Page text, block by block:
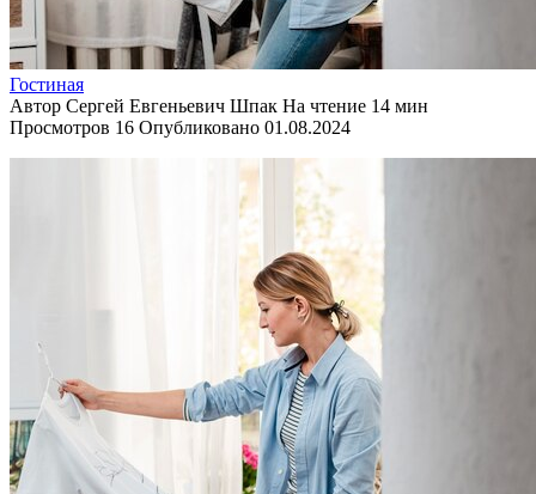
Гостиная
Автор Сергей Евгеньевич Шпак На чтение 14 мин
Просмотров 16 Опубликовано 01.08.2024